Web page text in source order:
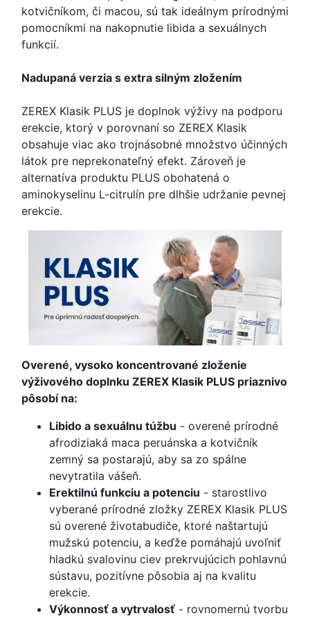
kotvičníkom, či macou, sú tak ideálnym prírodnými
pomocníkmi na nakopnutie libida a sexuálnych
funkcií.
Nadupaná verzia s extra silným zložením
ZEREX Klasik PLUS je doplnok výživy na podporu
erekcie, ktorý v porovnaní so ZEREX Klasik
obsahuje viac ako trojnásobné množstvo účinných
látok pre neprekonateľný efekt. Zároveň je
alternatíva produktu PLUS obohatená o
aminokyselinu L-citrulín pre dlhšie udržanie pevnej
erekcie.
Overené, vysoko koncentrované zloženie
výživového doplnku ZEREX Klasik PLUS priaznivo
pôsobí na:
Libido a sexuálnu túžbu - overené prírodné
afrodiziaká maca peruánska a kotvičník
zemný sa postarajú, aby sa zo spálne
nevytratila vášeň.
Erektilnú funkciu a potenciu - starostlivo
vyberané prírodné zložky ZEREX Klasik PLUS
sú overené životabudiče, ktoré naštartujú
mužskú potenciu, a keďže pomáhajú uvoľniť
hladkú svalovinu ciev prekrvujúcich pohlavnú
sústavu, pozitívne pôsobia aj na kvalitu
erekcie.
Výkonnosť a vytrvalosť - rovnomernú tvorbu